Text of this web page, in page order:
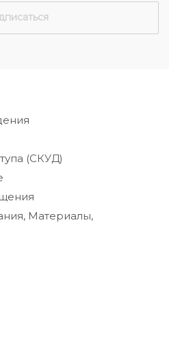
(СКУД)
Материалы,